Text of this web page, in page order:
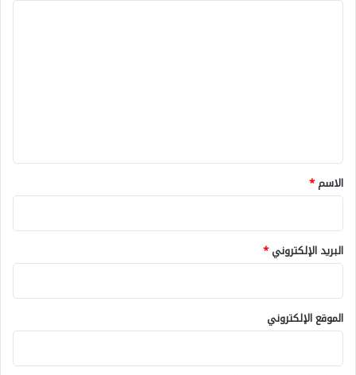
*
الاسم*
البريد الإلكتروني*
الموقع الإلكتروني